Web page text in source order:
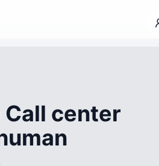
Call center